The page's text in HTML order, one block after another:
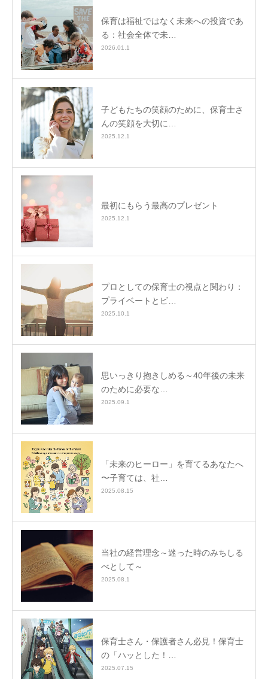
保育は福祉ではなく未来への投資であ
る：社会全体で未…
2026.01.1
子どもたちの笑顔のために、保育士さ
んの笑顔を大切に…
2025.12.1
最初にもらう最高のプレゼント
2025.12.1
プロとしての保育士の視点と関わり：
プライベートとビ…
2025.10.1
思いっきり抱きしめる～40年後の未来
のために必要な…
2025.09.1
「未来のヒーロー」を育てるあなたへ
〜子育ては、社…
2025.08.15
当社の経営理念～迷った時のみちしる
べとして～
2025.08.1
保育士さん・保護者さん必見！保育士
の「ハッとした！…
2025.07.15